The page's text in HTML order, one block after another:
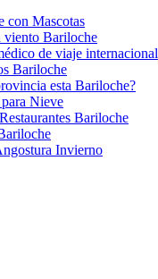
con Mascotas
viento Bariloche
de viaje internacional
Bariloche
esta Bariloche?
Nieve
Bariloche
Invierno